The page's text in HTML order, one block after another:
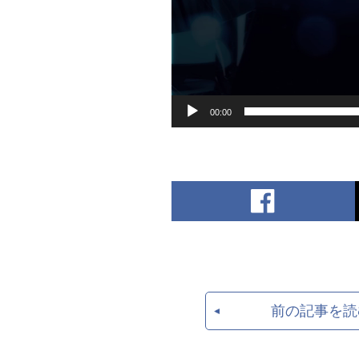
00:00
前の記事を